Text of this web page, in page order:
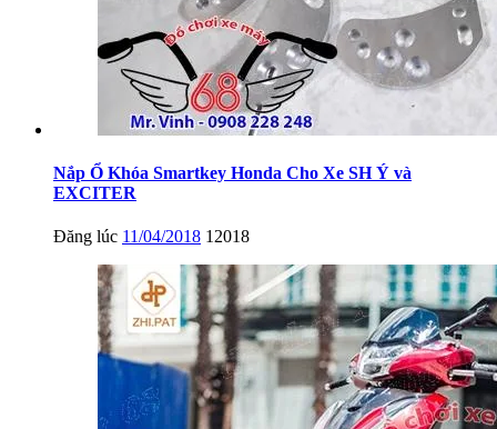
Nắp Ổ Khóa Smartkey Honda Cho Xe SH Ý và
EXCITER
Đăng lúc 11/04/2018 12018